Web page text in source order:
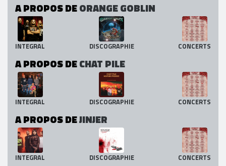
A PROPOS DEORANGE GOBLIN
INTEGRAL DISCOGRAPHIE CONCERTS
A PROPOS DECHAT PILE
INTEGRAL DISCOGRAPHIE CONCERTS
A PROPOS DEJINJER
INTEGRAL DISCOGRAPHIE CONCERTS